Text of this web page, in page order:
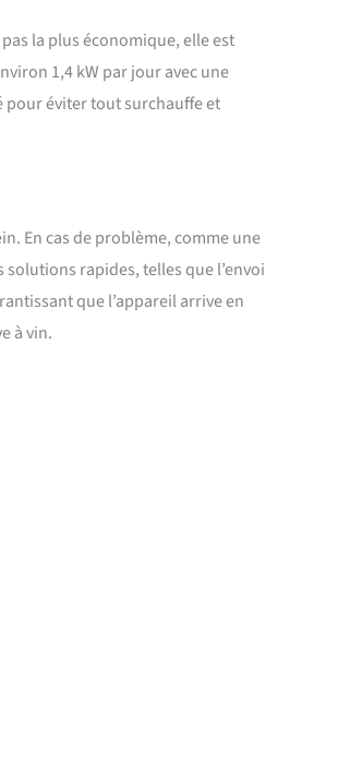
la plus économique, elle est
1,4 kW par jour avec une
pour éviter tout surchauffe et
En cas de problème, comme une
rapides, telles que l’envoi
que l’appareil arrive en
à vin.